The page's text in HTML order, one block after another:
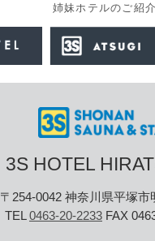
姉妹ホテルのご紹介
3S HOTEL
〒254-0042 神奈川県平塚市
TEL 0463-20-2233 FAX